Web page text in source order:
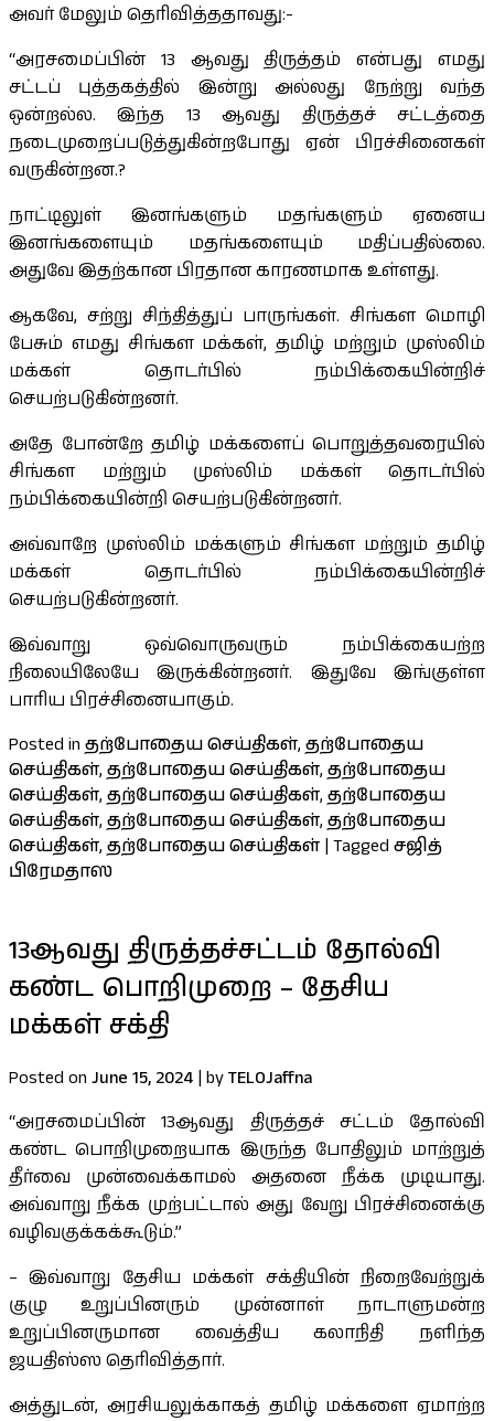
அவர் மேலும் தெரிவித்ததாவது:-
“அரசமைப்பின் 13 ஆவது திருத்தம் என்பது எமது
சட்டப் புத்தகத்தில் இன்று அல்லது நேற்று வந்த
ஒன்றல்ல. இந்த 13 ஆவது திருத்தச் சட்டத்தை
நடைமுறைப்படுத்துகின்றபோது ஏன் பிரச்சினைகள்
வருகின்றன.?
நாட்டிலுள் இனங்களும் மதங்களும் ஏனைய
இனங்களையும் மதங்களையும் மதிப்பதில்லை.
அதுவே இதற்கான பிரதான காரணமாக உள்ளது.
ஆகவே, சற்று சிந்தித்துப் பாருங்கள். சிங்கள மொழி
பேசும் எமது சிங்கள மக்கள், தமிழ் மற்றும் முஸ்லிம்
மக்கள் தொடர்பில் நம்பிக்கையின்றிச்
செயற்படுகின்றனர்.
அதே போன்றே தமிழ் மக்களைப் பொறுத்தவரையில்
சிங்கள மற்றும் முஸ்லிம் மக்கள் தொடர்பில்
நம்பிக்கையின்றி செயற்படுகின்றனர்.
அவ்வாறே முஸ்லிம் மக்களும் சிங்கள மற்றும் தமிழ்
மக்கள் தொடர்பில் நம்பிக்கையின்றிச்
செயற்படுகின்றனர்.
இவ்வாறு ஒவ்வொருவரும் நம்பிக்கையற்ற
நிலையிலேயே இருக்கின்றனர். இதுவே இங்குள்ள
பாரிய பிரச்சினையாகும்.
Posted in தற்போதைய செய்திகள், தற்போதைய
செய்திகள், தற்போதைய செய்திகள், தற்போதைய
செய்திகள், தற்போதைய செய்திகள், தற்போதைய
செய்திகள், தற்போதைய செய்திகள், தற்போதைய
செய்திகள், தற்போதைய செய்திகள் | Tagged சஜித்
பிரேமதாஸ
13ஆவது திருத்தச்சட்டம் தோல்வி
கண்ட பொறிமுறை – தேசிய
மக்கள் சக்தி
Posted on June 15, 2024 | byTELOJaffna
“அரசமைப்பின் 13ஆவது திருத்தச் சட்டம் தோல்வி
கண்ட பொறிமுறையாக இருந்த போதிலும் மாற்றுத்
தீர்வை முன்வைக்காமல் அதனை நீக்க முடியாது.
அவ்வாறு நீக்க முற்பட்டால் அது வேறு பிரச்சினைக்கு
வழிவகுக்கக்கூடும்.”
– இவ்வாறு தேசிய மக்கள் சக்தியின் நிறைவேற்றுக்
குழு உறுப்பினரும் முன்னாள் நாடாளுமன்ற
உறுப்பினருமான வைத்திய கலாநிதி நளிந்த
ஜயதிஸ்ஸ தெரிவித்தார்.
அத்துடன், அரசியலுக்காகத் தமிழ் மக்களை ஏமாற்ற